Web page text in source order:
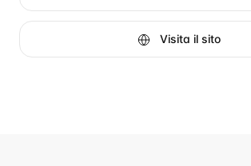
Visita il sito